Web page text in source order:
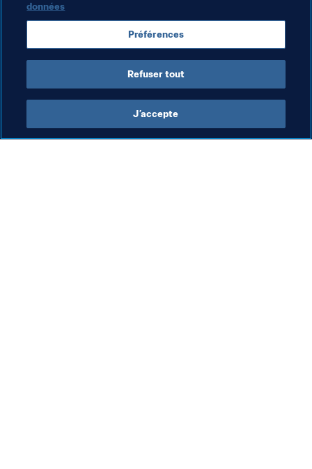
Thèmes en lien
Coupe du Monde U-20 de la FIFA, Pologne 2019™
données
Préférences
Refuser tout
J’accepte